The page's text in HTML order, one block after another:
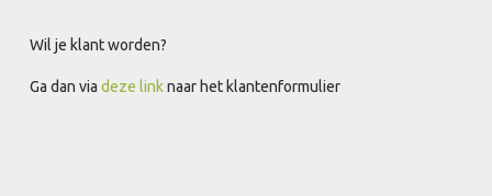
Wil je klant worden?
Ga dan viadeze linknaar het klantenformulier